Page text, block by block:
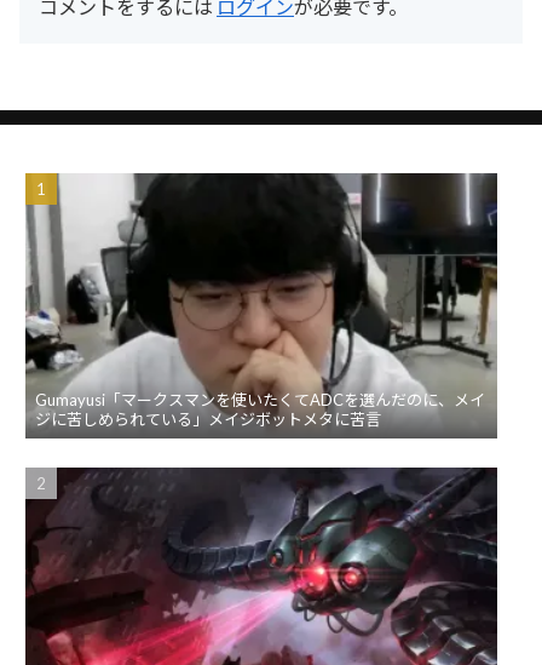
コメントをするには ログインが必要です。
Gumayusi「マークスマンを使いたくてADCを選んだのに、メイ
ジに苦しめられている」メイジボットメタに苦言